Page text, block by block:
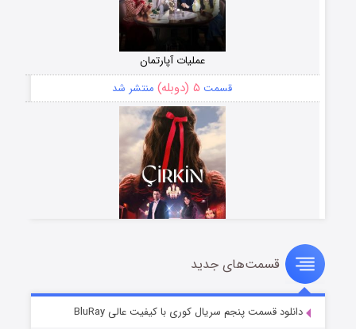
عملیات آپارتمان
قسمت ۵ (دوبله) منتشر شد
سریال زشت
قسمت۲ (زیرنویس) منتشر شد
قسمت‌های جدید
دانلود قسمت پنجم سریال کوری با کیفیت عالی BluRay